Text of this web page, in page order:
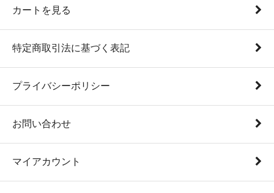
カートを見る
特定商取引法に基づく表記
プライバシーポリシー
お問い合わせ
マイアカウント